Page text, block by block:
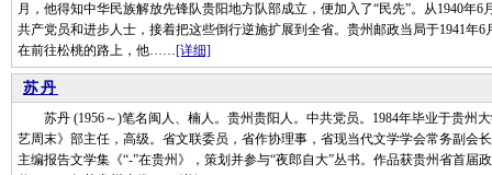
月，他得知中华民族解放先锋队贵阳地方队部成立，便加入了“民先”。从1940年
共产党员和进步人士，接着把这些倒行逆施扩展到全省。贵州邮政当局于1941年
在前往松桃的路上，他……[详细]
苏丹
苏丹 (1956～)笔名闽人、楠人。贵州贵阳人。中共党员。1984年毕业于贵州
艺周末》部主任，高级。省文联委员，省作协理事，省现当代文学学会常务副会
主编报告文学集《“-”在贵州》，策划并参与“夜郎自大”丛书。作品获贵州省首届